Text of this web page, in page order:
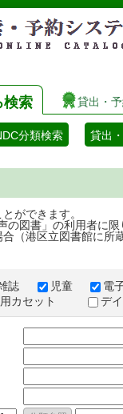
検索 貸出・
分類検索 貸出
ができます。
の図書」の利用者に限
（港区立図書館に所
誌 児童
電
用カセット
デ